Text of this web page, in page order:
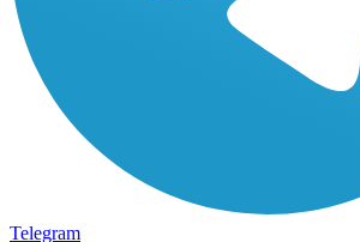
Telegram